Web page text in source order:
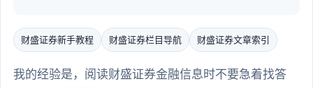
财盛证券新手教程 财盛证券栏目导航 财盛证券文章索引
我的经验是，阅读财盛证券金融信息时不要急着找答